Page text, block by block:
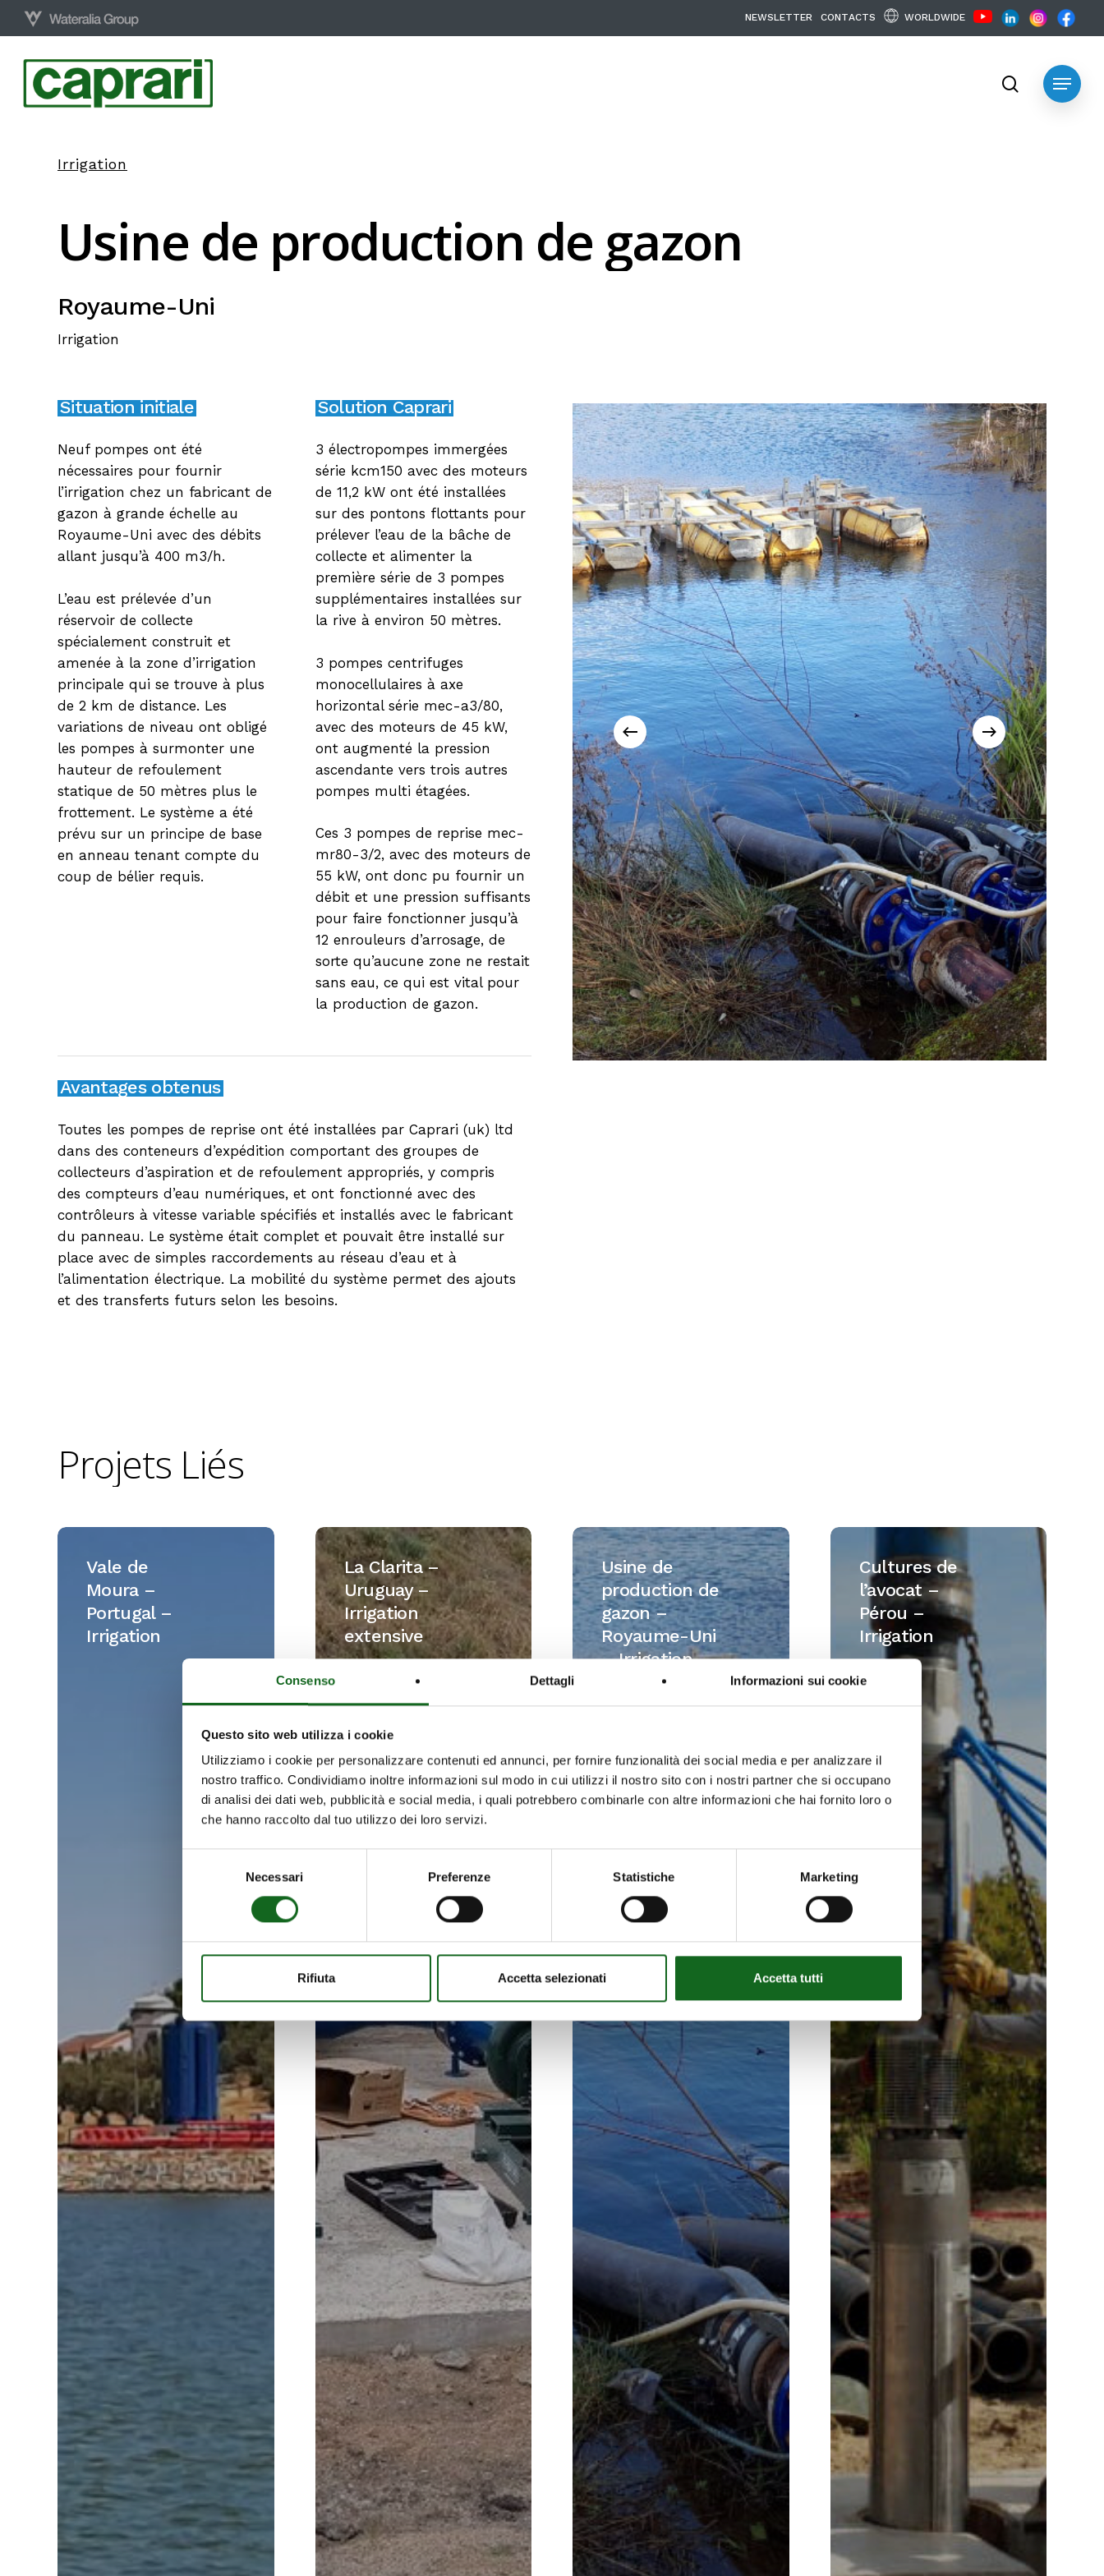
Consenso Dettagli Informazioni sui cookie
Questo sito web utilizza i cookie
Utilizziamo i cookie per personalizzare contenuti ed annunci, per fornire funzionalità dei social media e per analizzare il
nostro traffico. Condividiamo inoltre informazioni sul modo in cui utilizzi il nostro sito con i nostri partner che si occupano
di analisi dei dati web, pubblicità e social media, i quali potrebbero combinarle con altre informazioni che hai fornito loro o
che hanno raccolto dal tuo utilizzo dei loro servizi.
Necessari Preferenze Statistiche Marketing
Rifiuta Accetta selezionati Accetta tutti
Skip
content
NEWSLETTER CONTACTS WORLDWIDE
Menu
search
Irrigation
Usine de production de gazon
Royaume-Uni
Irrigation
Situation initiale
Neuf pompes ont été
nécessaires pour fournir
l’irrigation chez un fabricant de
gazon à grande échelle au
Royaume-Uni avec des débits
allant jusqu’à 400 m3/h.
L’eau est prélevée d’un
réservoir de collecte
spécialement construit et
amenée à la zone d’irrigation
principale qui se trouve à plus
de 2 km de distance. Les
variations de niveau ont obligé
les pompes à surmonter une
hauteur de refoulement
statique de 50 mètres plus le
frottement. Le système a été
prévu sur un principe de base
en anneau tenant compte du
coup de bélier requis.
Solution Caprari
3 électropompes immergées
série kcm150 avec des moteurs
de 11,2 kW ont été installées
sur des pontons flottants pour
prélever l’eau de la bâche de
collecte et alimenter la
première série de 3 pompes
supplémentaires installées sur
la rive à environ 50 mètres.
3 pompes centrifuges
monocellulaires à axe
horizontal série mec-a3/80,
avec des moteurs de 45 kW,
ont augmenté la pression
ascendante vers trois autres
pompes multi étagées.
Ces 3 pompes de reprise mec-
mr80-3/2, avec des moteurs de
55 kW, ont donc pu fournir un
débit et une pression suffisants
pour faire fonctionner jusqu’à
12 enrouleurs d’arrosage, de
sorte qu’aucune zone ne restait
sans eau, ce qui est vital pour
la production de gazon.
Avantages obtenus
Toutes les pompes de reprise ont été installées par Caprari (uk) ltd
dans des conteneurs d’expédition comportant des groupes de
collecteurs d’aspiration et de refoulement appropriés, y compris
des compteurs d’eau numériques, et ont fonctionné avec des
contrôleurs à vitesse variable spécifiés et installés avec le fabricant
du panneau. Le système était complet et pouvait être installé sur
place avec de simples raccordements au réseau d’eau et à
l’alimentation électrique. La mobilité du système permet des ajouts
et des transferts futurs selon les besoins.
Projets Liés
Vale
Portugal
Vale de
Moura –
Portugal –
Irrigation
La
Clarita
–
Uruguay
–
Irrigation
extensive
La Clarita –
Uruguay –
Irrigation
extensive
Usine
de
production
de
gazon
–
Royaume-
Uni
–
Usine de
production de
gazon –
Royaume-Uni
– Irrigation
Cultures
l’avocat
Pérou
Irrigation
Cultures de
l’avocat –
Pérou –
Irrigation